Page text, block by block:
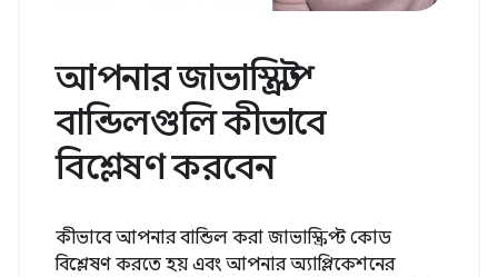
আপনার জাভাস্ক্রিপ্ট
বান্ডিলগুলি কীভাবে
বিশ্লেষণ করবেন
কীভাবে আপনার বান্ডিল করা জাভাস্ক্রিপ্ট কোড
বিশ্লেষণ করতে হয় এবং আপনার অ্যাপ্লিকেশনের